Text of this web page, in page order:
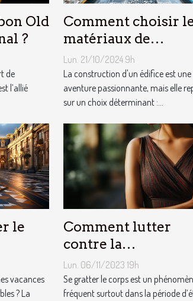
Old
?
de
l’allié
Comment choisir
matériaux de
construction
votre projet
Lun. 21/10/2024 9h
La construction d'un édifice est une
aventure passionnante, mais elle
sur un choix déterminant :...
le
vacances
? La
Comment lutter
contre la
démangeaison ?
Lun. 06/11/2023 19h
Se gratter le corps est un
fréquent surtout dans la période